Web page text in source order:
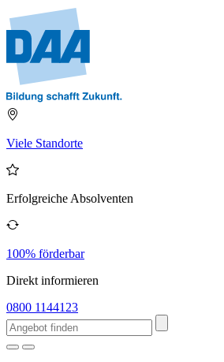
Viele Standorte
Erfolgreiche Absolventen
100% förderbar
Direkt informieren
0800 1144123